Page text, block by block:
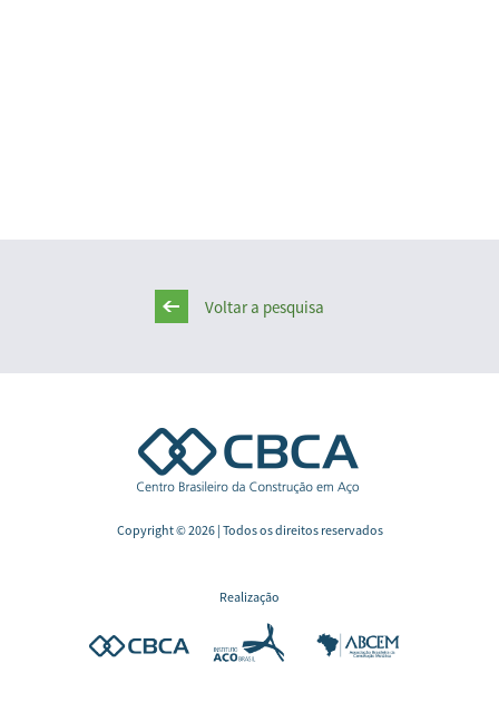
Voltar a pesquisa
Copyright © 2026 | Todos os direitos reservados
Realização